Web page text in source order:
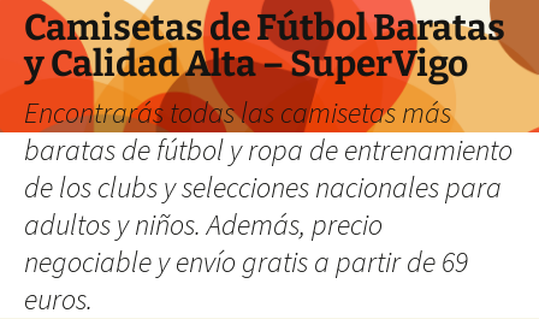
Camisetas de Fútbol Baratas
y Calidad Alta – SuperVigo
Encontrarás todas las camisetas más
baratas de fútbol y ropa de entrenamiento
de los clubs y selecciones nacionales para
adultos y niños. Además, precio
negociable y envío gratis a partir de 69
euros.